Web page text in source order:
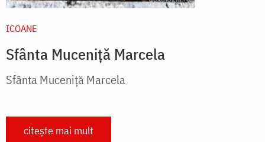
ICOANE
Sfânta Muceniță Marcela
Sfânta Muceniță Marcela
citește mai mult